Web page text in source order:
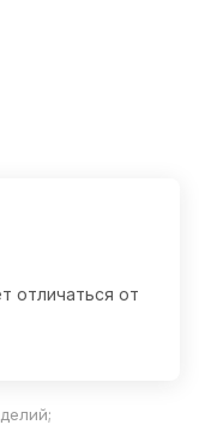
отличаться от